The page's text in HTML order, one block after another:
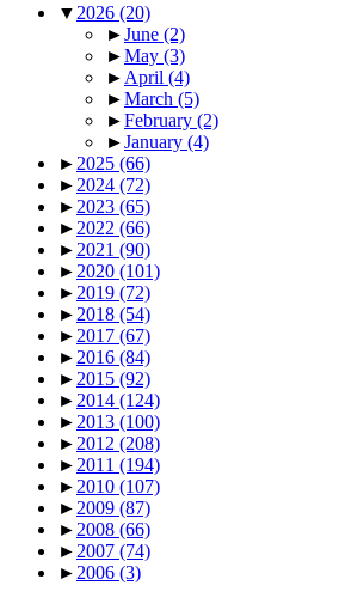
▼ 2026 (20)
►June (2)
►May (3)
► April (4)
►March (5)
►February (2)
►January (4)
► 2025 (66)
► 2024 (72)
► 2023 (65)
► 2022 (66)
► 2021 (90)
► 2020 (101)
► 2019 (72)
► 2018 (54)
► 2017 (67)
► 2016 (84)
► 2015 (92)
► 2014 (124)
► 2013 (100)
► 2012 (208)
► 2011 (194)
► 2010 (107)
► 2009 (87)
► 2008 (66)
► 2007 (74)
► 2006 (3)